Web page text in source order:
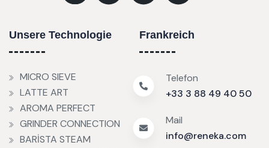
Unsere Technologie
MICRO SIEVE
LATTE ART
AROMA PERFECT
GRINDER CONNECTION
BARİSTA STEAM
Frankreich
Telefon
+33 3 88 49 40 50
Mail
info@reneka.com